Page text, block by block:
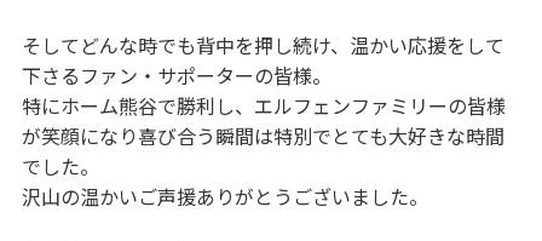
そしてどんな時でも背中を押し続け、温かい応援をして
下さるファン・サポーターの皆様。
特にホーム熊谷で勝利し、エルフェンファミリーの皆様
が笑顔になり喜び合う瞬間は特別でとても大好きな時間
でした。
沢山の温かいご声援ありがとうございました。